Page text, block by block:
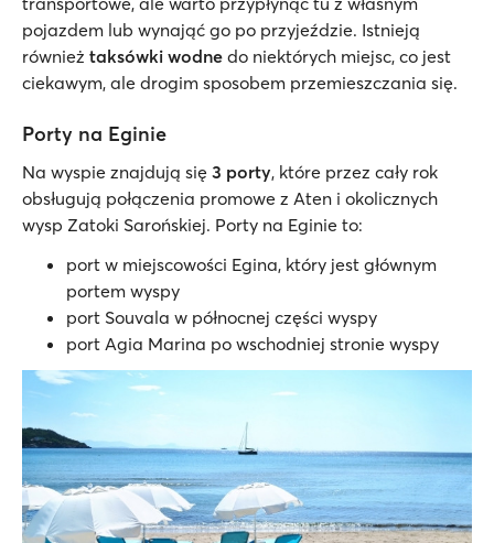
pojazdem lub wynająć go po przyjeździe. Istnieją
również taksówki wodne do niektórych miejsc, co jest
ciekawym, ale drogim sposobem przemieszczania się.
Porty na Eginie
Na wyspie znajdują się 3 porty, które przez cały rok
obsługują połączenia promowe z Aten i okolicznych
wysp Zatoki Sarońskiej. Porty na Eginie to:
port w miejscowości Egina, który jest głównym
portem wyspy
port Souvala w północnej części wyspy
port Agia Marina po wschodniej stronie wyspy